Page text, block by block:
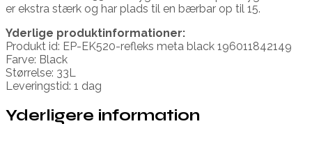
er ekstra stærk og har plads til en bærbar op til 15.
Yderlige produktinformationer:
Produkt id: EP-EK520-refleks meta black 196011842149
Farve: Black
Størrelse: 33L
Leveringstid: 1 dag
Yderligere information